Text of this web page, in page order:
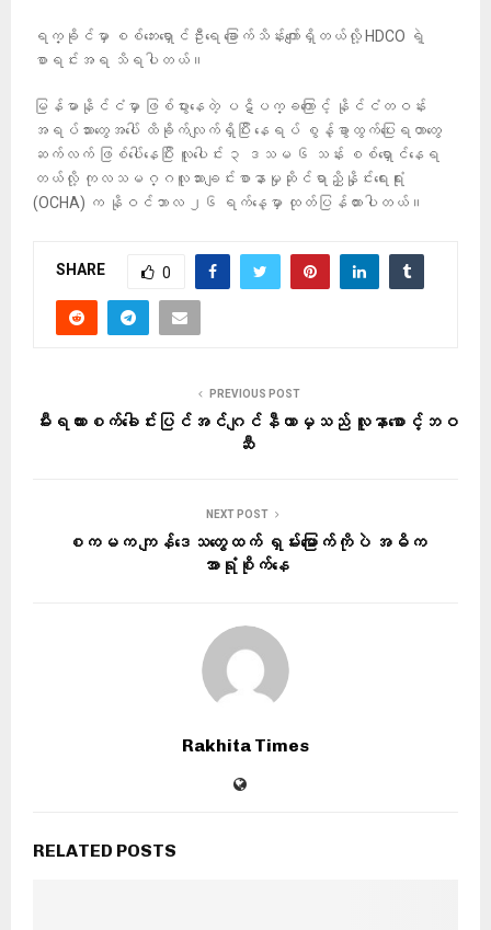
ရက္ခိုင်မှာ စစ်ဘေးရှောင်ဦးရေ ခြောက်သိန်းကျော်ရှိတယ်လို့ HDCO ရဲ့
စာရင်းအရ သိရပါတယ်။
မြန်မာနိုင်ငံမှာ ဖြစ်ပွားနေတဲ့ ပဋိပက္ခကြောင့် နိုင်ငံတဝန်း
အရပ်သားတွေအပေါ် ထိခိုက်လျက်ရှိပြီး နေရပ် စွန့်ခွာထွက်ပြေးရတာတွေ
ဆက်လက် ဖြစ်ပေါ်နေပြီး လူပေါင်း ၃ ဒသမ ၆ သန်း စစ်ရှောင်နေရ​
တယ်လို့ ကုလသမဂ္ဂလူသားချင်းစာနာမှုဆိုင်ရာညှိနှိုင်း‌ရေးရုံး
(OCHA) က နိုဝင်ဘာလ ၂၆ ရက်နေ့မှာ ထုတ်ပြန်ထားပါတယ်။
SHARE 0
PREVIOUS POST
မီးရထားစက်ခေါင်းပြင်အင်ဂျင်နီယာမှသည် လူနာစောင့်ဘဝ
ဆီ
NEXT POST
စကမက ကျန်ဒေသတွေထက် ရှမ်းမြောက်ကိုပဲ အဓိက
အာရုံစိုက်နေ
Rakhita Times
RELATED POSTS